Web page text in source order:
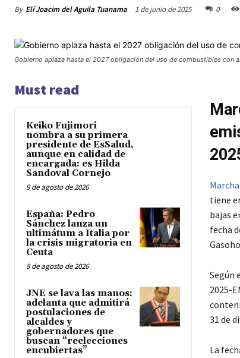
By Elí Joacim del Aguila Tuanama 1 de junio de 2025 0
Gobierno aplaza hasta el 2027 obligación del uso de combustibles con
Must read
Keiko Fujimori
nombra a su primera
presidente de EsSalud,
aunque en calidad de
encargada: es Hilda
Sandoval Cornejo
9 de agosto de 2026
España: Pedro
Sánchez lanza un
ultimátum a Italia por
la crisis migratoria en
Ceuta
8 de agosto de 2026
JNE se lava las manos:
adelanta que admitirá
postulaciones de
alcaldes y
gobernadores que
buscan “reelecciones
encubiertas”
tiene
bajas
fecha
Según
2025-
31 de
La